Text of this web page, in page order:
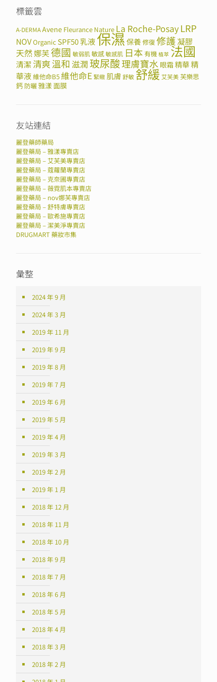
標籤雲
A-DERMAAvene Fleurance Nature La Roche-PosayLRP
NOVOrganic SPF50乳液保濕保養修復修護 凝膠
天然娜芙德國 敏弱肌敏感敏感肌 日本 有機 植萃 法國
清潔清爽溫和 滋潤 玻尿酸理膚寶水 眼霜精華精
華液維他命B5 維他命E 緊緻 肌膚 舒敏舒緩 艾芙美芙樂思
鈣 防曬雅漾面膜
友站連結
麗登藥師藥局
麗登藥局 – 雅漾專賣店
麗登藥局 – 艾芙美專賣店
麗登藥局 – 蔻蘿蘭專賣店
麗登藥局 – 克奈圃專賣店
麗登藥局 – 薇霓肌本專賣店
麗登藥局 – nov娜芙專賣店
麗登藥局 – 舒特膚專賣店
麗登藥局 – 歐希施專賣店
麗登藥局 – 潔美淨專賣店
DRUGMART 藥妝市集
彙整
2024 年 9 月
2024 年 3 月
2019 年 11 月
2019 年 9 月
2019 年 8 月
2019 年 7 月
2019 年 6 月
2019 年 5 月
2019 年 4 月
2019 年 3 月
2019 年 2 月
2019 年 1 月
2018 年 12 月
2018 年 11 月
2018 年 10 月
2018 年 9 月
2018 年 7 月
2018 年 6 月
2018 年 5 月
2018 年 4 月
2018 年 3 月
2018 年 2 月